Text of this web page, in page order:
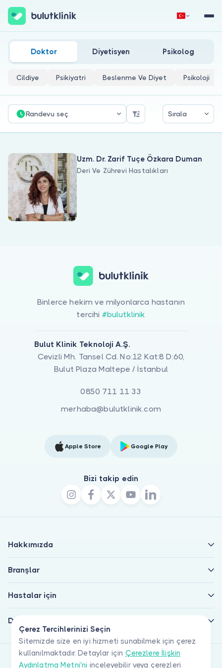
Hastalar için
Doktorlar için
Doktor musunuz?
Hemen Kaydol Giriş Yap
Aydın Deri Ve Zührevi Hastalıkları Doktorları
Doktor Diyetisyen Psikolog
Cildiye Psikiyatri Beslenme Ve Diyet Psikoloji
Randevu seç Sırala
Uzm. Dr. Zarif Tuçe Özkara Duman
Deri Ve Zührevi Hastalıkları
Çerez Tercihlerinizi Seçin
Sitemizde size en iyi hizmeti sunabilmek için çerez
kullanılmaktadır. Detaylar için Çerezlere İlişkin
Aydınlatma Metni'ni inceleyebilir veya çerezleri
Binlerce hekim ve milyonlarca hastanın
tercihi #bulutklinik
Bulut Klinik Teknoloji A.Ş.
Cevizli Mh. Tansel Cd. No:12 Kat:8 D:60,
Bulut Plaza Maltepe / İstanbul
0850 711 11 33
merhaba@bulutklinik.com
Apple Store Google Play
Bizi takip edin
Hakkımızda
Branşlar
Hastalar için
Doktorlar için